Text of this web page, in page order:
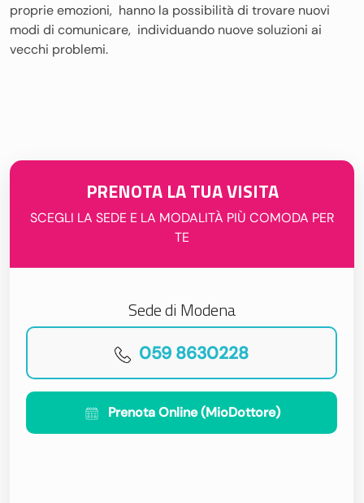
proprie emozioni, hanno la possibilità di trovare nuovi
modi di comunicare, individuando nuove soluzioni ai
vecchi problemi.
PRENOTA LA TUA VISITA
SCEGLI LA SEDE E LA MODALITÀ PIÙ COMODA PER
TE
Sede di Modena
059 8630228
Prenota Online (MioDottore)